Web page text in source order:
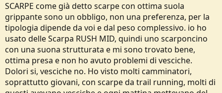
SCARPE come già detto scarpe con ottima suola
grippante sono un obbligo, non una preferenza, per la
tipologia dipende da voi e dal peso complessivo. io ho
usato delle Scarpa RUSH MID, quindi uno scarponcino
con una suona strutturata e mi sono trovato bene,
ottima presa e non ho avuto problemi di vesciche.
Dolori si, vesciche no. Ho visto molti camminatori,
soprattutto giovani, con scarpe da trail running, molti di